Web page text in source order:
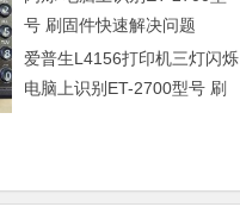
爱普生L4156打印机三灯闪烁
电脑上识别ET-2700型号 刷